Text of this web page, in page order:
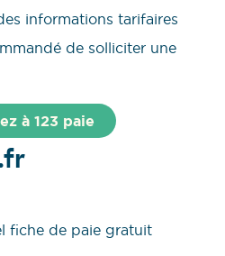
informations tarifaires
de solliciter une
à 123 paie